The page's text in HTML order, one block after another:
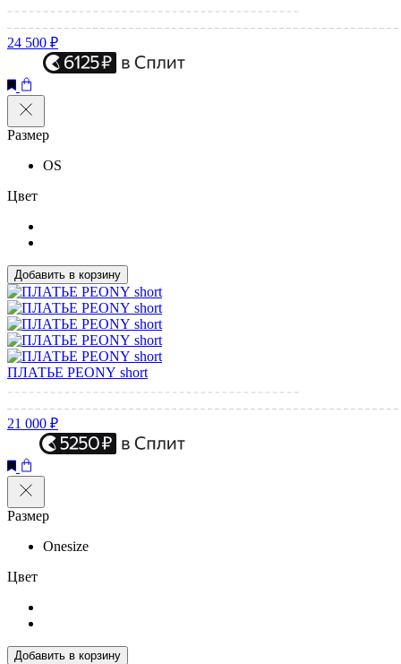
24 500 ₽
Размер
OS
Цвет
Добавить в корзину
ПЛАТЬЕ PEONY short
21 000 ₽
Размер
Onesize
Цвет
Добавить в корзину